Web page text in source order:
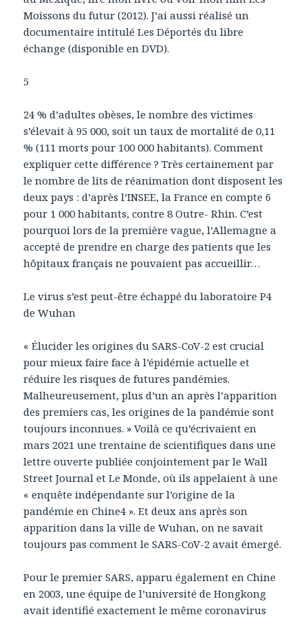
Moissons du futur (2012). J’ai aussi réalisé un
documentaire intitulé Les Déportés du libre
échange (disponible en DVD).
5
24 % d’adultes obèses, le nombre des victimes
s’élevait à 95 000, soit un taux de mortalité de 0,11
% (111 morts pour 100 000 habitants). Comment
expliquer cette différence ? Très certainement par
le nombre de lits de réanimation dont disposent les
deux pays : d’après l’INSEE, la France en compte 6
pour 1 000 habitants, contre 8 Outre- Rhin. C’est
pourquoi lors de la première vague, l’Allemagne a
accepté de prendre en charge des patients que les
hôpitaux français ne pouvaient pas accueillir…
Le virus s’est peut-être échappé du laboratoire P4
de Wuhan
« Élucider les origines du SARS-CoV-2 est crucial
pour mieux faire face à l’épidémie actuelle et
réduire les risques de futures pandémies.
Malheureusement, plus d’un an après l’apparition
des premiers cas, les origines de la pandémie sont
toujours inconnues. » Voilà ce qu’écrivaient en
mars 2021 une trentaine de scientifiques dans une
lettre ouverte publiée conjointement par le Wall
Street Journal et Le Monde, où ils appelaient à une
« enquête indépendante sur l’origine de la
pandémie en Chine4 ». Et deux ans après son
apparition dans la ville de Wuhan, on ne savait
toujours pas comment le SARS-CoV-2 avait émergé.
Pour le premier SARS, apparu également en Chine
en 2003, une équipe de l’université de Hongkong
avait identifié exactement le même coronavirus